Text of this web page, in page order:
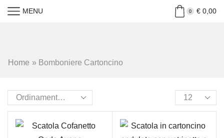
MENU 0 €0,00
Home » Bomboniere Cartoncino